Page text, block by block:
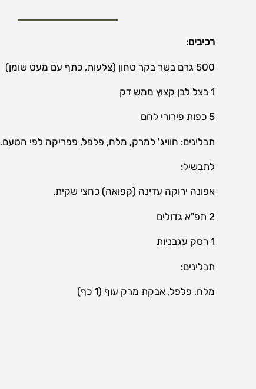
רכיבים:
500 גרם בשר בקר טחון (צלעות, כתף עם מעט שומן)
1 בצל לבן קצוץ ממש דק
5 כפות פירורי לחם
תבלינים: חוויג' למרק, מלח, פלפל, פפריקה לפי הטעם.
לתבשיל:
אפונה ירוקה עדינה (קפואה) כחצי שקית.
2 תפ"א גדולים
1 רסק עגבניות
תבלינים:
מלח, פלפל, אבקת מרק עוף (1 כף)